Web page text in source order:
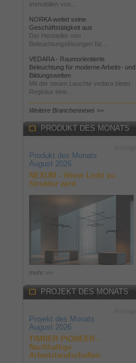
Immobilien von...
NORKA weitet seine
Geschäftstätigkeit aus
Der Hersteller von
Beleuchtungslösungen für...
VEDARA - Raumorientierte
Beleuchtung für moderne Arbeits- und
Bildungswelten
Mit der neuen Leuchte vedara bietet
Regiolux eine...
Weitere Branchennews >>
PRODUKT DES MONATS
Produkt des Monats
August 2026
NEXUM - Wenn Licht zu
Struktur wird
mehr >>
PROJEKT DES MONATS
Projekt des Monats
August 2026
TIMBER PIONEER -
Nachhaltige
Arbeitslandschaften